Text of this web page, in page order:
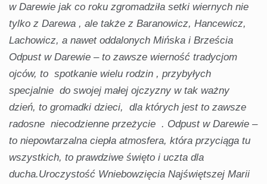
w Darewie jak co roku zgromadziła setki wiernych nie
tylko z Darewa , ale także z Baranowicz, Hancewicz,
Lachowicz, a nawet oddalonych Mińska i Brześcia
Odpust w Darewie – to zawsze wierność tradycjom
ojców, to spotkanie wielu rodzin , przybyłych
specjalnie do swojej małej ojczyzny w tak ważny
dzień, to gromadki dzieci, dla których jest to zawsze
radosne niecodzienne przeżycie . Odpust w Darewie –
to niepowtarzalna ciepła atmosfera, która przyciąga tu
wszystkich, to prawdziwe święto i uczta dla
ducha.Uroczystość Wniebowzięcia Najświętszej Marii